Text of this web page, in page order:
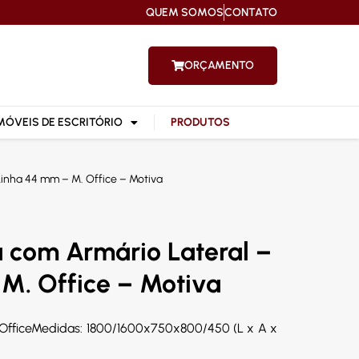
QUEM SOMOSCONTATO
ORÇAMENTO
DE ESCRITÓRIO PRODUTOS
44 mm – M. Office – Motiva
com Armário Lateral –
Office – Motiva
1800/1600x750x800/450 (L x A x